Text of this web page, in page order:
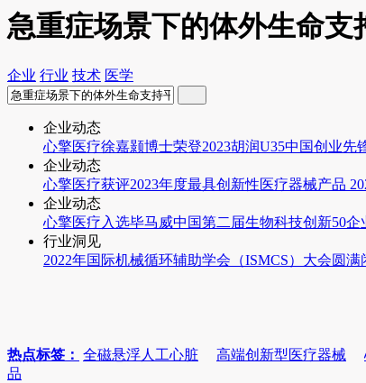
急重症场景下的体外生命支
企业 行业 技术 医学
企业动态
心擎医疗徐嘉颢博士荣登2023胡润U35中国创业先
企业动态
心擎医疗获评2023年度最具创新性医疗器械产品
企业动态
心擎医疗入选毕马威中国第二届生物科技创新50企
行业洞见
2022年国际机械循环辅助学会（ISMCS）大会圆
热点标签： 全磁悬浮人工心脏 高端创新型医疗器械
品